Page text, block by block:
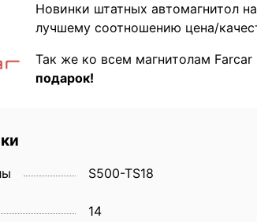
Новинки штатных автомагнитол
лучшему соотношению цена/
Так же ко всем магнитолам Farcar
подарок!
S500-TS18
14